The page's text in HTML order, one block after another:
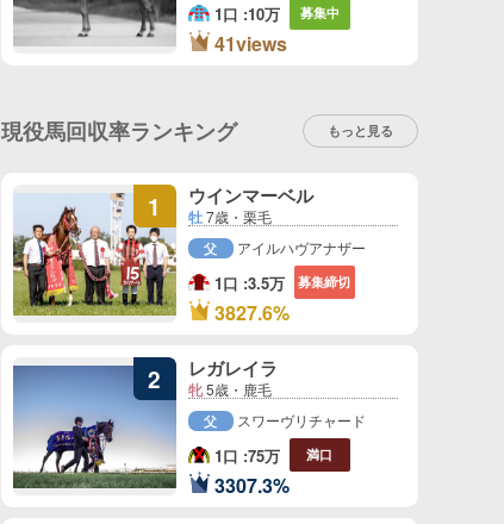
1口 :10万 募集中
3
位
41views
現役馬回収率ランキング もっと見る
1 ウインマーベル
牡7歳・栗毛
父 アイルハヴアナザー
1口 :3.5万 募集締切
1
位
3827.6%
2 レガレイラ
牝5歳・鹿毛
父 スワーヴリチャード
1口 :75万 満口
2
位
3307.3%